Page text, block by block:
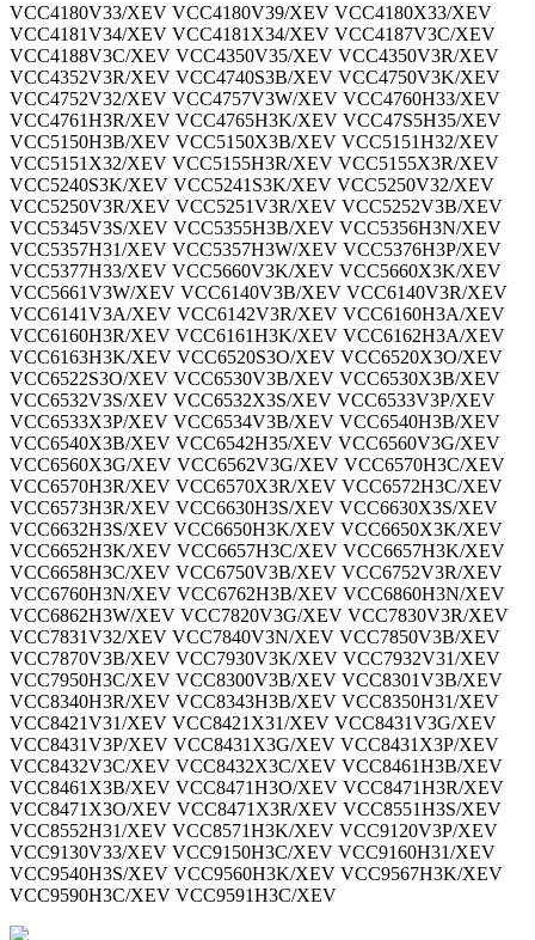
VCC4180V33/XEV VCC4180V39/XEV VCC4180X33/XEV
VCC4181V34/XEV VCC4181X34/XEV VCC4187V3C/XEV
VCC4188V3C/XEV VCC4350V35/XEV VCC4350V3R/XEV
VCC4352V3R/XEV VCC4740S3B/XEV VCC4750V3K/XEV
VCC4752V32/XEV VCC4757V3W/XEV VCC4760H33/XEV
VCC4761H3R/XEV VCC4765H3K/XEV VCC47S5H35/XEV
VCC5150H3B/XEV VCC5150X3B/XEV VCC5151H32/XEV
VCC5151X32/XEV VCC5155H3R/XEV VCC5155X3R/XEV
VCC5240S3K/XEV VCC5241S3K/XEV VCC5250V32/XEV
VCC5250V3R/XEV VCC5251V3R/XEV VCC5252V3B/XEV
VCC5345V3S/XEV VCC5355H3B/XEV VCC5356H3N/XEV
VCC5357H31/XEV VCC5357H3W/XEV VCC5376H3P/XEV
VCC5377H33/XEV VCC5660V3K/XEV VCC5660X3K/XEV
VCC5661V3W/XEV VCC6140V3B/XEV VCC6140V3R/XEV
VCC6141V3A/XEV VCC6142V3R/XEV VCC6160H3A/XEV
VCC6160H3R/XEV VCC6161H3K/XEV VCC6162H3A/XEV
VCC6163H3K/XEV VCC6520S3O/XEV VCC6520X3O/XEV
VCC6522S3O/XEV VCC6530V3B/XEV VCC6530X3B/XEV
VCC6532V3S/XEV VCC6532X3S/XEV VCC6533V3P/XEV
VCC6533X3P/XEV VCC6534V3B/XEV VCC6540H3B/XEV
VCC6540X3B/XEV VCC6542H35/XEV VCC6560V3G/XEV
VCC6560X3G/XEV VCC6562V3G/XEV VCC6570H3C/XEV
VCC6570H3R/XEV VCC6570X3R/XEV VCC6572H3C/XEV
VCC6573H3R/XEV VCC6630H3S/XEV VCC6630X3S/XEV
VCC6632H3S/XEV VCC6650H3K/XEV VCC6650X3K/XEV
VCC6652H3K/XEV VCC6657H3C/XEV VCC6657H3K/XEV
VCC6658H3C/XEV VCC6750V3B/XEV VCC6752V3R/XEV
VCC6760H3N/XEV VCC6762H3B/XEV VCC6860H3N/XEV
VCC6862H3W/XEV VCC7820V3G/XEV VCC7830V3R/XEV
VCC7831V32/XEV VCC7840V3N/XEV VCC7850V3B/XEV
VCC7870V3B/XEV VCC7930V3K/XEV VCC7932V31/XEV
VCC7950H3C/XEV VCC8300V3B/XEV VCC8301V3B/XEV
VCC8340H3R/XEV VCC8343H3B/XEV VCC8350H31/XEV
VCC8421V31/XEV VCC8421X31/XEV VCC8431V3G/XEV
VCC8431V3P/XEV VCC8431X3G/XEV VCC8431X3P/XEV
VCC8432V3C/XEV VCC8432X3C/XEV VCC8461H3B/XEV
VCC8461X3B/XEV VCC8471H3O/XEV VCC8471H3R/XEV
VCC8471X3O/XEV VCC8471X3R/XEV VCC8551H3S/XEV
VCC8552H31/XEV VCC8571H3K/XEV VCC9120V3P/XEV
VCC9130V33/XEV VCC9150H3C/XEV VCC9160H31/XEV
VCC9540H3S/XEV VCC9560H3K/XEV VCC9567H3K/XEV
VCC9590H3C/XEV VCC9591H3C/XEV